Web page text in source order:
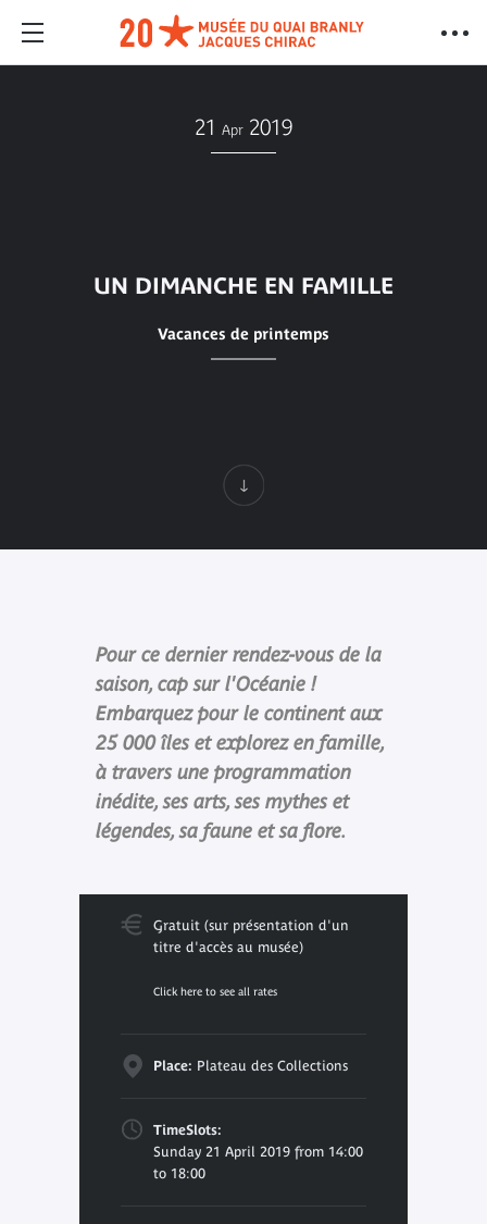
21 Apr 2019
UN DIMANCHE EN FAMILLE
Vacances de printemps
Pour ce dernier rendez-vous de la
saison, cap sur l'Océanie !
Embarquez pour le continent aux
25 000 îles et explorez en famille,
à travers une programmation
inédite, ses arts, ses mythes et
légendes, sa faune et sa flore.
Gratuit (sur présentation d'un
titre d'accès au musée)
Click here to see all rates
Place: Plateau des Collections
TimeSlots:
Sunday 21 April 2019 from 14:00
to 18:00